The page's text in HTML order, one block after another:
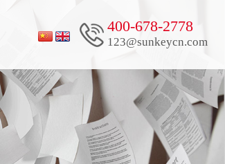
400-678-2778
123@sunkeycn.com